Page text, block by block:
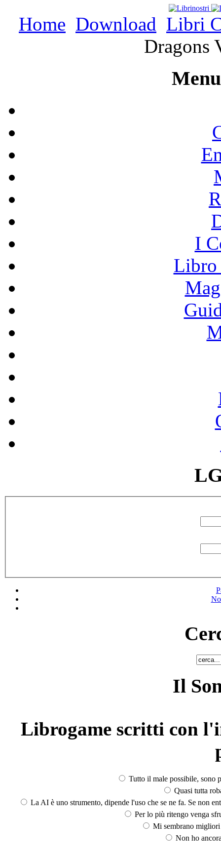
Home Download Libri
Dragons
I
Libro
Il
Librogame scritti con
Tutto il male possibile, sono
Quasi tutta
La AI è uno strumento, dipende l'uso che se ne fa. Se non
Per lo più ritengo venga
Mi sembrano
Non ho